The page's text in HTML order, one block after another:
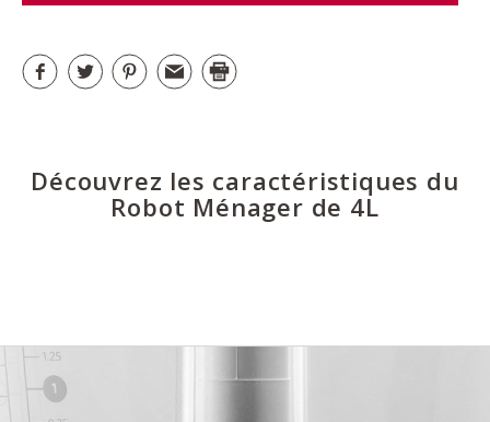
Découvrez les caractéristiques du
Robot Ménager de 4L